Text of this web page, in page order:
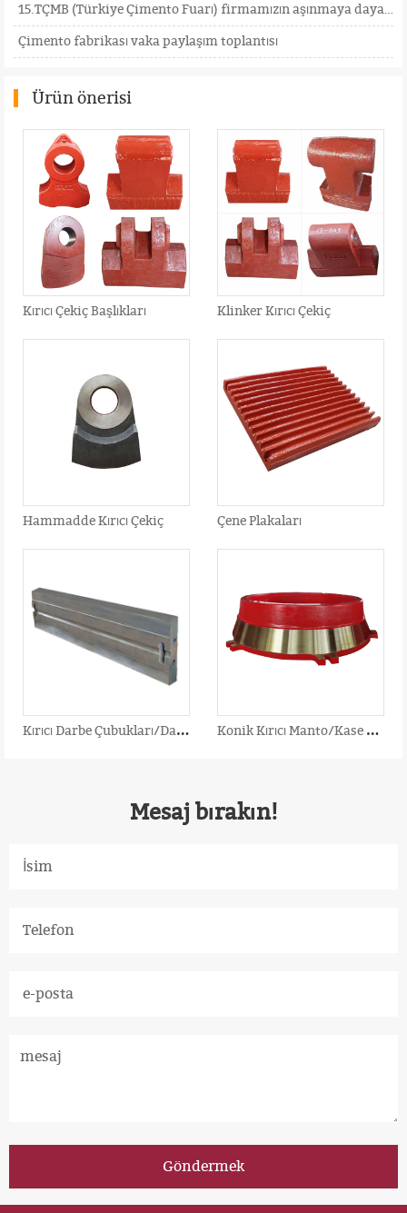
15.TÇMB (Türkiye Çimento Fuarı) firmamızın aşınmaya dayanıklı aksesuarlarının daha fazla ülkeye ulaş
Çimento fabrikası vaka paylaşım toplantısı
Ürün önerisi
Kırıcı Çekiç Başlıkları Klinker Kırıcı Çekiç
Hammadde Kırıcı Çekiç Çene Plakaları
K
ırıcı Darbe Çubukları/Darbeli Kırıcı Palet K
onik Kırıcı Manto/Kase Astarı/İçbükey
Mesaj bırakın!